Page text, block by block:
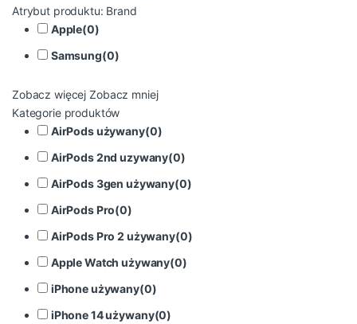
Atrybut produktu: Brand
Apple(0)
Samsung(0)
Zobacz więcej Zobacz mniej
Kategorie produktów
AirPods używany(0)
AirPods 2nd uzywany(0)
AirPods 3gen używany(0)
AirPods Pro(0)
AirPods Pro 2 używany(0)
Apple Watch używany(0)
iPhone używany(0)
iPhone 14 używany(0)